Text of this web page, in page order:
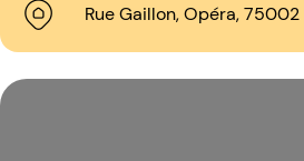
Rue Gaillon, Opéra, 75002